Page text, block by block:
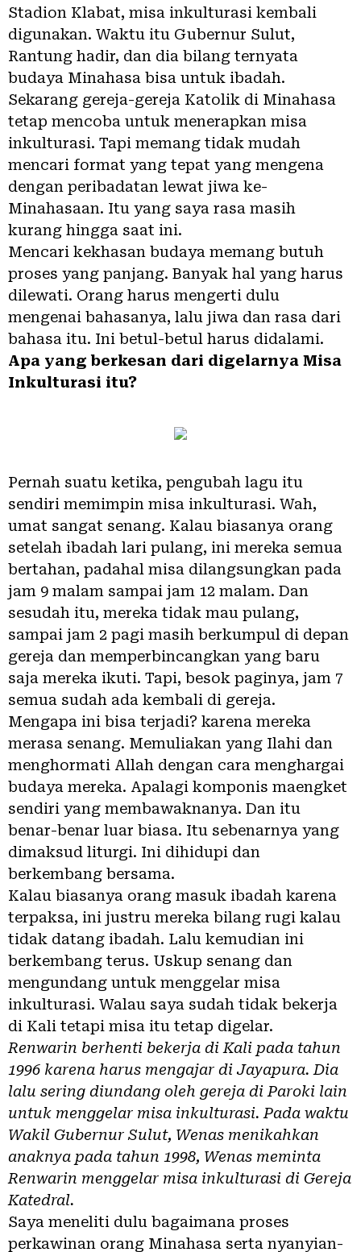
Stadion Klabat, misa inkulturasi kembali
digunakan. Waktu itu Gubernur Sulut,
Rantung hadir, dan dia bilang ternyata
budaya Minahasa bisa untuk ibadah.
Sekarang gereja-gereja Katolik di Minahasa
tetap mencoba untuk menerapkan misa
inkulturasi. Tapi memang tidak mudah
mencari format yang tepat yang mengena
dengan peribadatan lewat jiwa ke-
Minahasaan. Itu yang saya rasa masih
kurang hingga saat ini.
Mencari kekhasan budaya memang butuh
proses yang panjang. Banyak hal yang harus
dilewati. Orang harus mengerti dulu
mengenai bahasanya, lalu jiwa dan rasa dari
bahasa itu. Ini betul-betul harus didalami.
Apa yang berkesan dari digelarnya Misa
Inkulturasi itu?
Pernah suatu ketika, pengubah lagu itu
sendiri memimpin misa inkulturasi. Wah,
umat sangat senang. Kalau biasanya orang
setelah ibadah lari pulang, ini mereka semua
bertahan, padahal misa dilangsungkan pada
jam 9 malam sampai jam 12 malam. Dan
sesudah itu, mereka tidak mau pulang,
sampai jam 2 pagi masih berkumpul di depan
gereja dan memperbincangkan yang baru
saja mereka ikuti. Tapi, besok paginya, jam 7
semua sudah ada kembali di gereja.
Mengapa ini bisa terjadi? karena mereka
merasa senang. Memuliakan yang Ilahi dan
menghormati Allah dengan cara menghargai
budaya mereka. Apalagi komponis maengket
sendiri yang membawaknanya. Dan itu
benar-benar luar biasa. Itu sebenarnya yang
dimaksud liturgi. Ini dihidupi dan
berkembang bersama.
Kalau biasanya orang masuk ibadah karena
terpaksa, ini justru mereka bilang rugi kalau
tidak datang ibadah. Lalu kemudian ini
berkembang terus. Uskup senang dan
mengundang untuk menggelar misa
inkulturasi. Walau saya sudah tidak bekerja
di Kali tetapi misa itu tetap digelar.
Renwarin berhenti bekerja di Kali pada tahun
1996 karena harus mengajar di Jayapura. Dia
lalu sering diundang oleh gereja di Paroki lain
untuk menggelar misa inkulturasi. Pada waktu
Wakil Gubernur Sulut, Wenas menikahkan
anaknya pada tahun 1998, Wenas meminta
Renwarin menggelar misa inkulturasi di Gereja
Katedral.
Saya meneliti dulu bagaimana proses
perkawinan orang Minahasa serta nyanyian-